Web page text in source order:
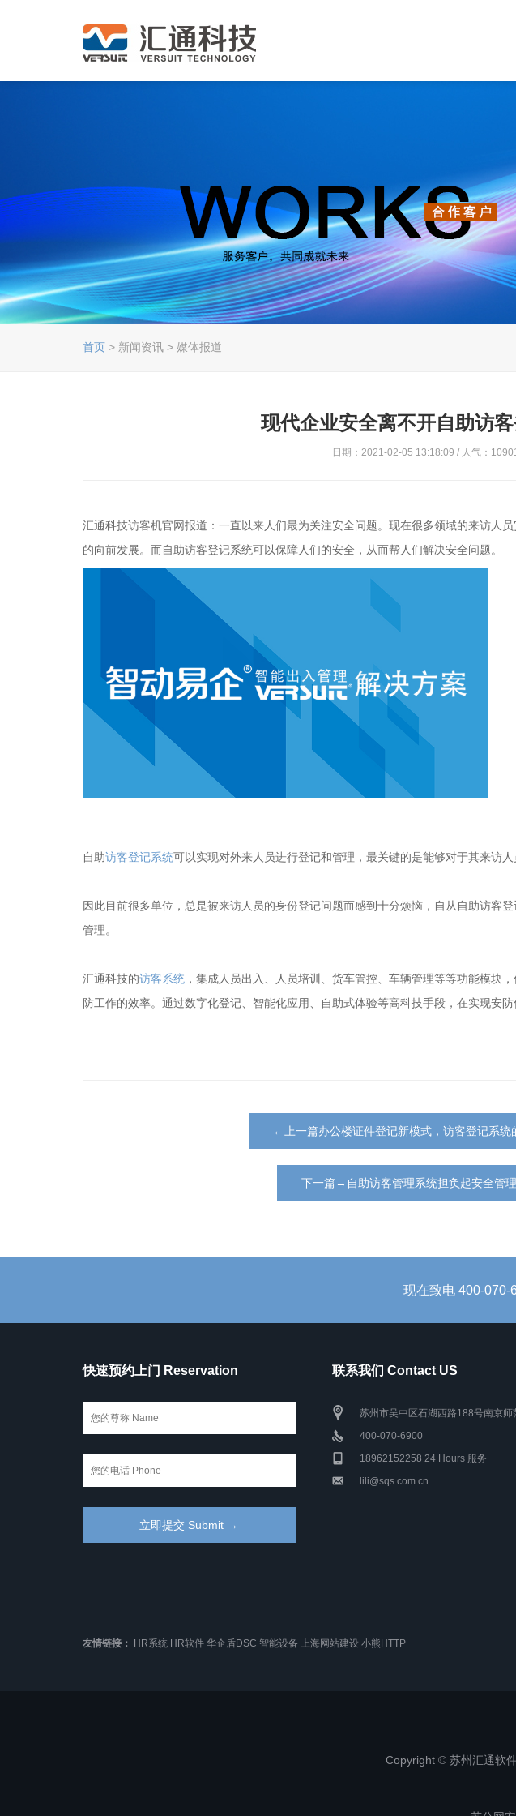
首页 > 新闻资讯 > 媒体报道
现代企业安全离不开自助访
日期：2021-02-05 13:18:09 / 人气：
汇通科技访客机官网报道：一直以来人们最为关注安全问题。现在很多领域的来访人
的向前发展。而自助访客登记系统可以保障人们的安全，从而帮人们解决安全问题。
自助访客登记系统可以实现对外来人员进行登记和管理，最关键的是能够对于其来访
因此目前很多单位，总是被来访人员的身份登记问题而感到十分烦恼，自从自助访客
管理。
汇通科技的访客系统 ，集成人员出入、人员培训、货车管控、车辆管理等等功能模块
防工作的效率。通过数字化登记、智能化应用、自助式体验等高科技手段，在实现安
←上一篇办公楼证件登记新模式，访客登记系统
下一篇→自助访客管理系统担负起安全管
现在致电 400-
快速预约上门 Reservation 联系我们 Contact US
苏州市吴中区石湖西路188号南京
400-070-6900
18962152258 24 Hours 服务
lili@sqs.com.cn
友情链接： HR系统 HR软件 华企盾DSC 智能设备 上海网站建设 小熊HTTP
Copyright © 苏州汇通软